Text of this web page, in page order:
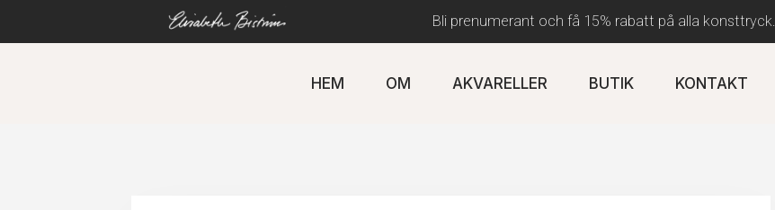
Bli prenumerant och få 15% rabatt på alla konsttryck.
HEM OM AKVARELLER BUTIK KONTAKT